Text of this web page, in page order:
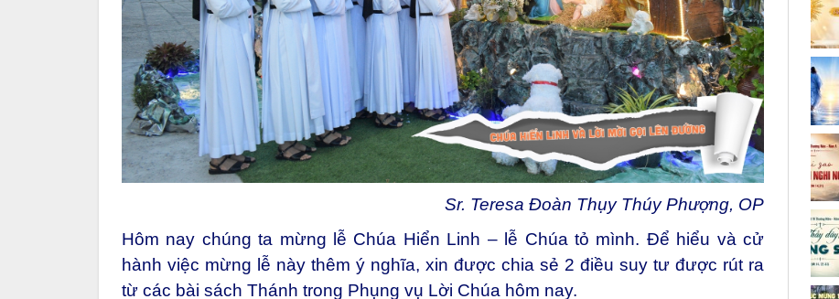
Sr. Teresa Đoàn Thụy Thúy Phượng, OP
Hôm nay chúng ta mừng lễ Chúa Hiển Linh – lễ Chúa tỏ mình. Để hiểu và cử
hành việc mừng lễ này thêm ý nghĩa, xin được chia sẻ 2 điều suy tư được rút ra
từ các bài sách Thánh trong Phụng vụ Lời Chúa hôm nay.